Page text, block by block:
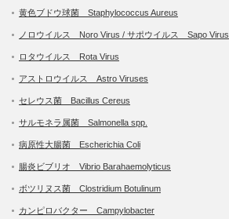
黄色ブドウ球菌 Staphylococcus Aureus
ノロウイルス Noro Virus / サポウイルス Sapo Virus
ロタウイルス Rota Virus
アストロウイルス Astro Viruses
セレウス菌 Bacillus Cereus
サルモネラ属菌 Salmonella spp.
病原性大腸菌 Escherichia Coli
腸炎ビブリオ Vibrio Barahaemolyticus
ボツリヌス菌 Clostridium Botulinum
カンピロバクター Campylobacter